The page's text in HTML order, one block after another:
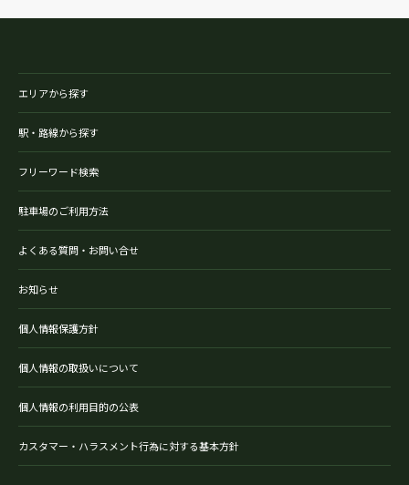
エリアから探す
駅・路線から探す
フリーワード検索
駐車場のご利用方法
よくある質問・お問い合せ
お知らせ
個人情報保護方針
個人情報の取扱いについて
個人情報の利用目的の公表
カスタマー・ハラスメント行為に対する基本方針